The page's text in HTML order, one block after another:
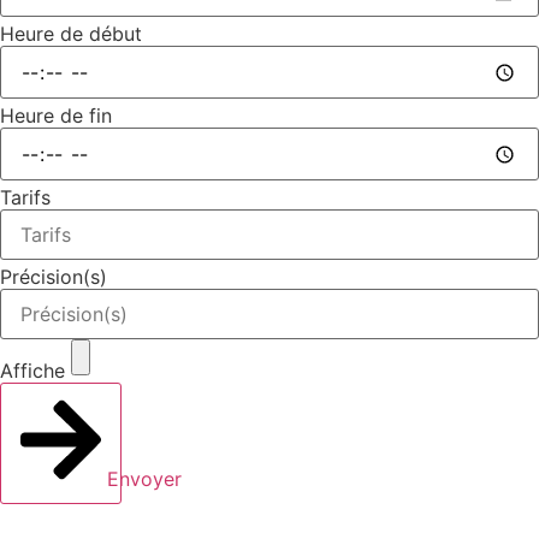
Heure de début
Heure de fin
Tarifs
Précision(s)
Affiche
Envoyer